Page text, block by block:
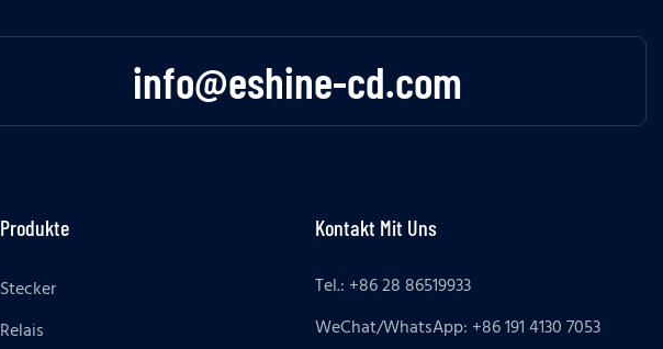
info@eshine-cd.com
Produkte
Stecker
Relais
Kontakt Mit Uns
Tel.: +86 28 86519933
WeChat/WhatsApp: +86 191 4130 7053